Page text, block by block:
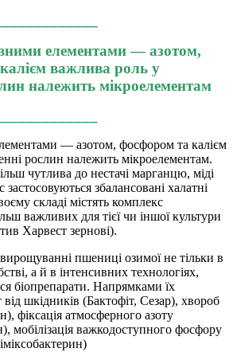
елементами — азотом,
важлива роль у
належить мікроелементам
— азотом, фосфором та калієм
рослин належить мікроелементам.
чутлива до нестачі марганцю, міді
збалансовані халатні
складі містять комплекс
важливих для тієї чи іншої культури
Харвест зернові).
пшениці озимої не тільки в
а й в інтенсивних технологіях,
біопрепарати. Напрямками їх
від шкідників (Бактофіт, Сезар), хвороб
фіксація атмосферного азоту
мобілізація важкодоступного фосфору